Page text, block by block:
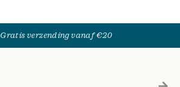
Gratis verzending vanaf €20